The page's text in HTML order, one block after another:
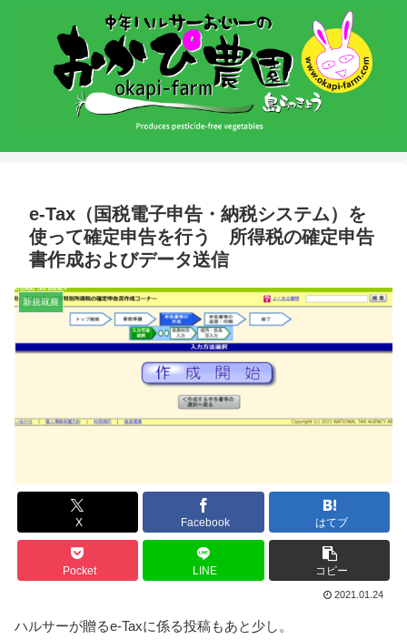
e-Tax（国税電子申告・納税システム）を
使って確定申告を行う 所得税の確定申告
書作成およびデータ送信
新規就農
X Facebook はてブ
Pocket LINE コピー
2021.01.24
ハルサーが贈るe-Taxに係る投稿もあと少し。